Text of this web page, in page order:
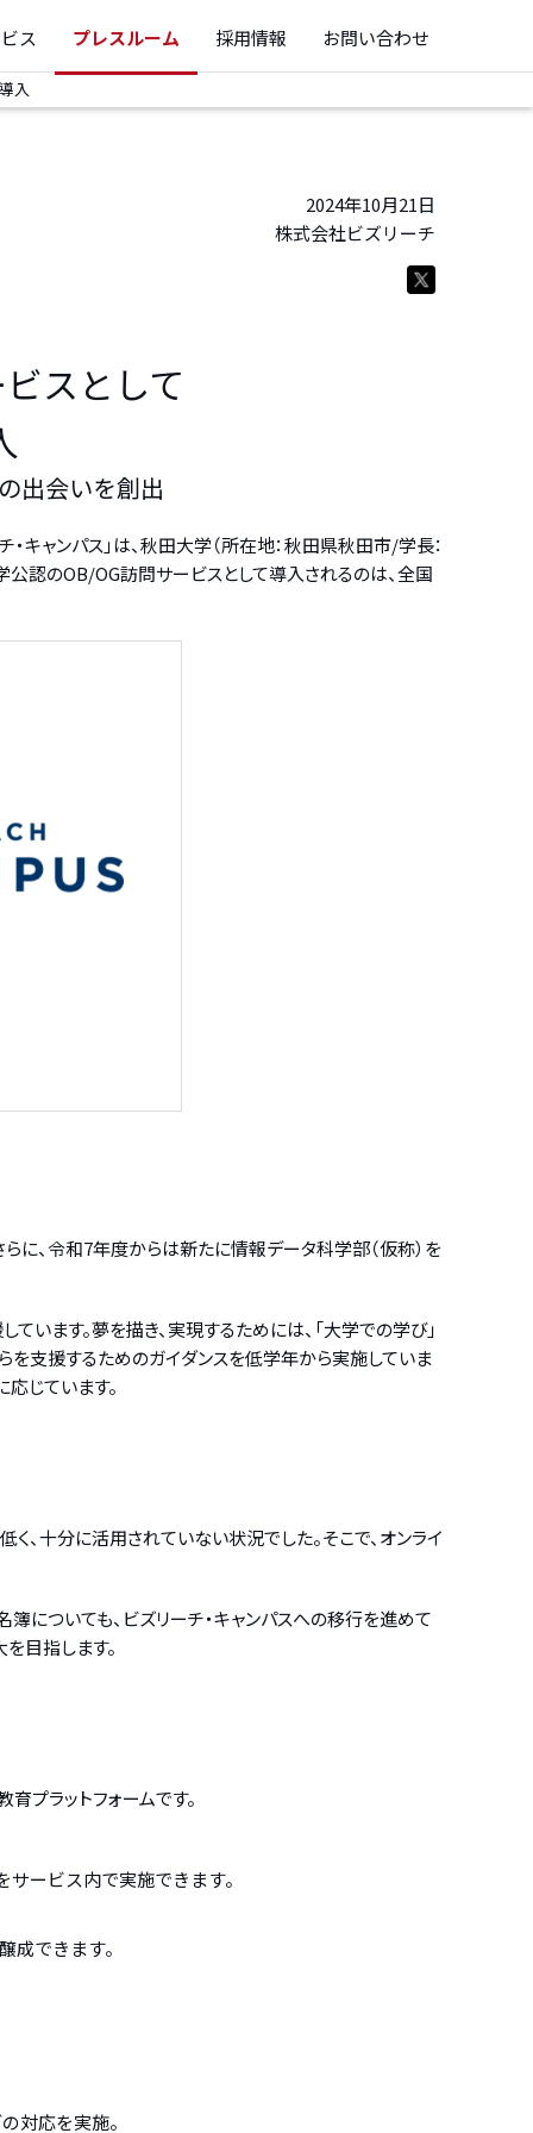
ス プレスルーム 採用情報 お問い合わせ
入
2024年10月21日
株式会社ビズリーチ
スとして
出会いを創出
ャンパス」は、秋田大学（所在地：秋田県秋田市/学長：
公認のOB/OG訪問サービスとして導入されるのは、全国
に、令和7年度からは新たに情報データ科学部（仮称）を
ます。夢を描き、実現するためには、「大学での学び」
らを支援するためのガイダンスを低学年から実施していま
じています。
、十分に活用されていない状況でした。そこで、オンライ
についても、ビズリーチ・キャンパスへの移行を進めて
目指します。
プラットフォームです。
ービス内で実施できます。
できます。
対応を実施。